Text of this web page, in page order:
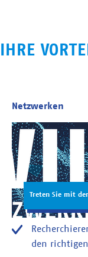
IHRE
Treten Sie mit
den